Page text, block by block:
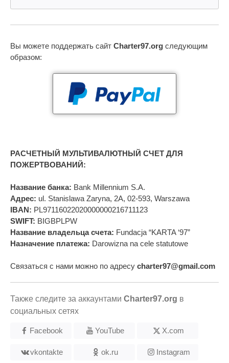
Вы можете поддержать сайт Charter97.org следующим
образом:
РАСЧЕТНЫЙ МУЛЬТИВАЛЮТНЫЙ СЧЕТ ДЛЯ
ПОЖЕРТВОВАНИЙ:
Название банка: Bank Millennium S.A.
Адрес: ul. Stanislawa Zaryna, 2A, 02-593, Warszawa
IBAN: PL97116022020000000216711123
SWIFT: BIGBPLPW
Название владельца счета: Fundacja “KARTA ‘97”
Назначение платежа: Darowizna na cele statutowe
Связаться с нами можно по адресу charter97@gmail.com
Также следите за аккаунтами Charter97.org в
социальных сетях
Facebook YouTube X.com
vkontakte ok.ru Instagram